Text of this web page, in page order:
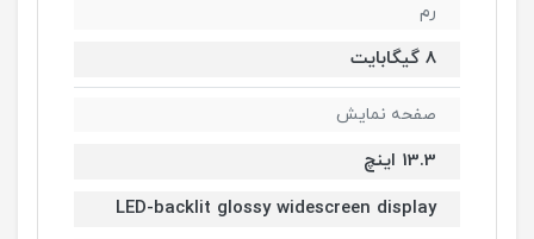
رم
8 گیگابایت
صفحه نمایش
13.3 اینچ
LED-backlit glossy widescreen display